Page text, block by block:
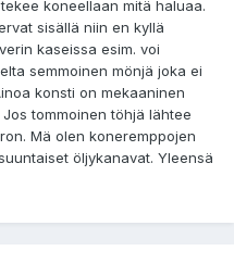
koneellaan mitä haluaa.
sisällä niin en kyllä
kaseissa esim. voi
semmoinen mönjä joka ei
konsti on mekaaninen
tommoinen töhjä lähtee
Mä olen koneremppojen
öljykanavat. Yleensä